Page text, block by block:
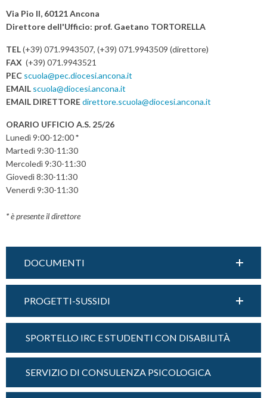
Via Pio II, 60121 Ancona
Direttore dell'Ufficio: prof. Gaetano TORTORELLA
TEL(+39) 071.9943507, (+39) 071.9943509 (direttore)
FAX (+39) 071.9943521
PEC scuola@pec.diocesi.ancona.it
EMAIL scuola@diocesi.ancona.it
EMAIL DIRETTOREdirettore.scuola@diocesi.ancona.it
ORARIO UFFICIO A.S. 25/26
Lunedì 9:00-12:00*
Martedì 9:30-11:30
Mercoledì 9:30-11:30
Giovedì 8:30-11:30
Venerdì 9:30-11:30
*è presente il direttore
DOCUMENTI
PROGETTI-SUSSIDI
SPORTELLO IRC E STUDENTI CON DISABILITÀ
SERVIZIO DI CONSULENZA PSICOLOGICA